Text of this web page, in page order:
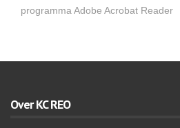
programma Adobe Acrobat Reader
Over KC REO